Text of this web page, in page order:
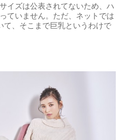
イズは公表されてないため、ハ
ていません。ただ、ネットでは
て、そこまで巨乳というわけで